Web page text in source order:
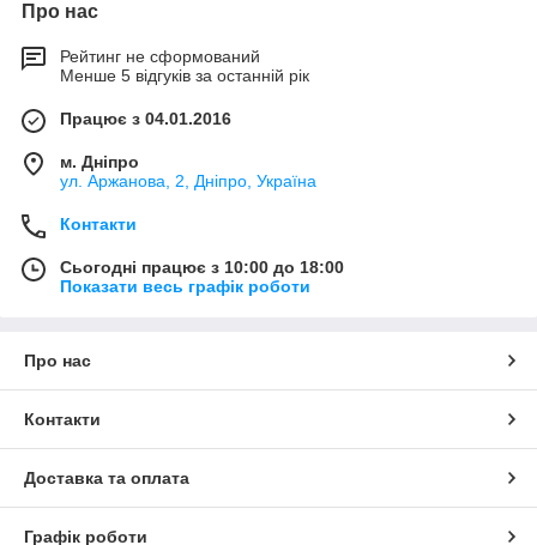
Про нас
Рейтинг не сформований
Менше 5 відгуків за останній рік
Працює з 04.01.2016
м. Дніпро
ул. Аржанова, 2, Дніпро, Україна
Контакти
Сьогодні працює з 10:00 до 18:00
Показати весь графік роботи
Про нас
Контакти
Доставка та оплата
Графік роботи